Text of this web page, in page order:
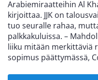
Arabiemiraatteihin Al
kirjoittaa. JJK on
tuo seuralle rahaa,
palkkakuluissa. –
liiku mitään merkittäviä
sopimus päättymässä,